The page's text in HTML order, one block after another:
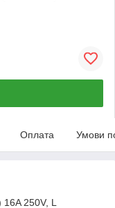
Оплата Умови
250V, L